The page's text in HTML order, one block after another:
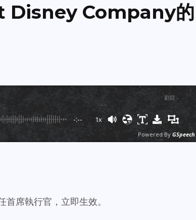
Disney Company的
剧目 :-
-:-- 1x
Powered By GSpeech
席執行官，立即生效。